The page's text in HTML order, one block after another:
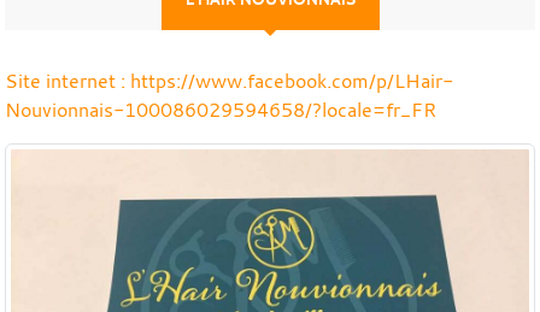
Site internet : https://www.facebook.com/p/LHair-
Nouvionnais-100086029594658/?locale=fr_FR